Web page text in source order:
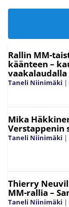
Rallin MM-
käänteen –
vaakalaudalla
Taneli Niinimäki |
Mika
Verstappenin
Taneli Niinimäki |
Thierry
MM-rallia –
Taneli Niinimäki |